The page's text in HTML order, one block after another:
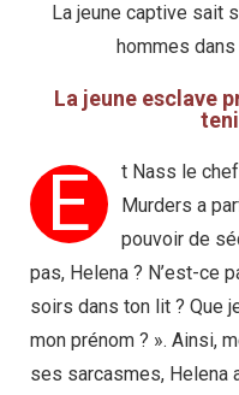
La jeune captive sait
hommes
La jeune esclave
E
t Nass le
Murders a
pouvoir de
pas, Helena ? N’est-ce
soirs dans ton lit ? Que
mon prénom ? ». Ainsi,
ses sarcasmes, Helena